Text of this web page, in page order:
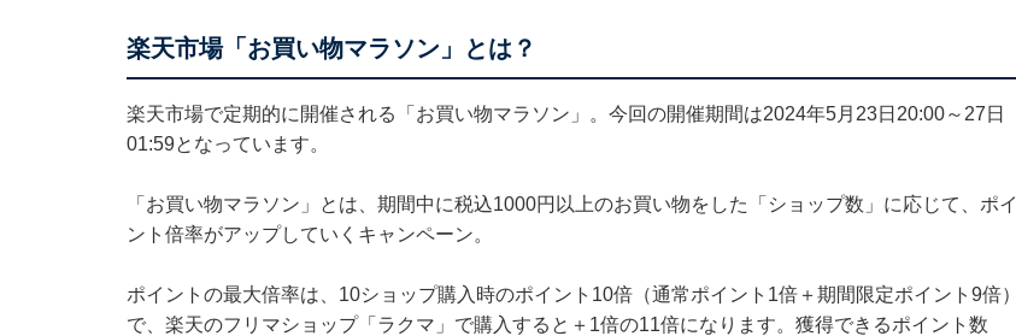
楽天市場「お買い物マラソン」とは？
楽天市場で定期的に開催される「お買い物マラソン」。今回の開催期間は2024年5月23日20:00～27日
01:59となっています。
「お買い物マラソン」とは、期間中に税込1000円以上のお買い物をした「ショップ数」に応じて、ポイ
ント倍率がアップしていくキャンペーン。
ポイントの最大倍率は、10ショップ購入時のポイント10倍（通常ポイント1倍＋期間限定ポイント9倍）
で、楽天のフリマショップ「ラクマ」で購入すると＋1倍の11倍になります。獲得できるポイント数